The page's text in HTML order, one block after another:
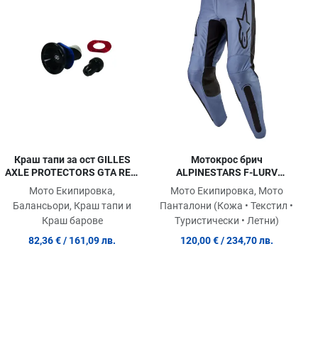
Сравни продукт
Quick View
Краш тапи за ост GILLES
AXLE PROTECTORS GTA RE S
1000 HP4 ABS
Мото Екипировка,
Балансьори, Краш тапи и
Краш барове
82,36 € / 161,09 лв.
Мотокрос брич
ALPINESTARS F-LURV
Мото Екипировка, Мото
Панталони (Кожа • Текстил •
Туристически • Летни)
120,00 € / 234,70 лв.